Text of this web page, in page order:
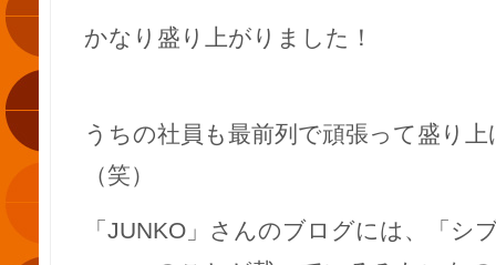
かなり盛り上がりました！
うちの社員も最前列で頑張って盛り
（笑）
「JUNKO」さんのブログには、「シ